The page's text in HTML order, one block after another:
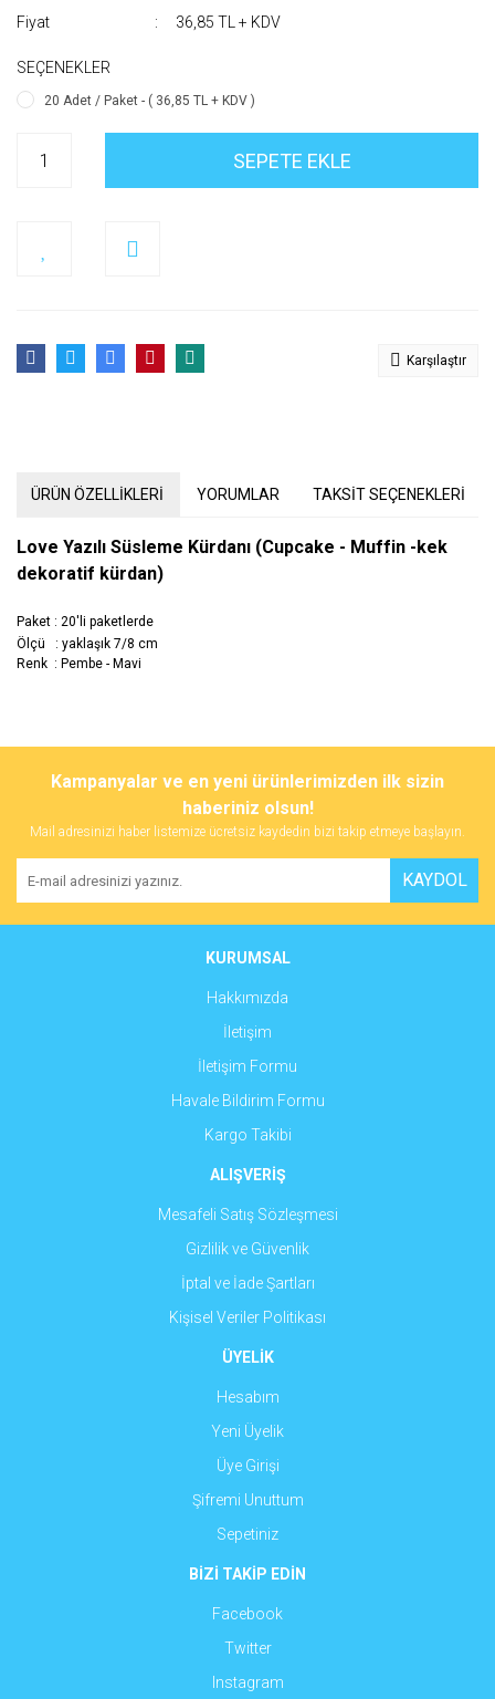
Fiyat
36,85 TL + KDV
SEÇENEKLER
20 Adet / Paket - ( 36,85 TL + KDV )
SEPETE EKLE
Karşılaştır
ÜRÜN ÖZELLİKLERİ YORUMLAR TAKSİT SEÇENEKLERİ
Love Yazılı Süsleme Kürdanı (Cupcake - Muffin -kek
dekoratif kürdan)
Paket : 20'li paketlerde
Ölçü : yaklaşık 7/8 cm
Renk : Pembe - Mavi
Bu ürüne ilk yorumu siz yapın!
Yorum Yaz
tarafımıza iletebilirsiniz.
Görüş ve önerileriniz için teşekkür ederiz.
Ürün resmi kalitesiz, bozuk veya görüntülenemiyor.
Ürün açıklamasında eksik bilgiler bulunuyor.
Ürün fiyatı diğer sitelerden daha pahalı.
Gönder
Kampanyalar ve en yeni ürünlerimizden ilk sizin
haberiniz olsun!
Mail adresinizi haber listemize ücretsiz kaydedin bizi takip etmeye başlayın.
KAYDOL
KURUMSAL
Hakkımızda
İletişim
İletişim Formu
Havale Bildirim Formu
Kargo Takibi
ALIŞVERİŞ
Mesafeli Satış Sözleşmesi
Gizlilik ve Güvenlik
İptal ve İade Şartları
Kişisel Veriler Politikası
ÜYELİK
Hesabım
Yeni Üyelik
Üye Girişi
Şifremi Unuttum
Sepetiniz
BİZİ TAKİP EDİN
Facebook
Twitter
Instagram